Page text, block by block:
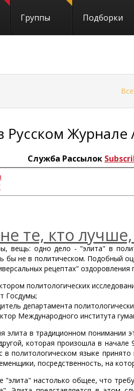
Группы Подборки
Русском Журнале
Служба Рассылок
те, кто
вещь: одно дело - "элита" в
не в политическом. Подобный
рецептах" оздоровления
политологических
Госдумы;
департамента
Международного института
элита в традиционном понимании
которая произошла в
в политологическом языке
посредственность, на
"элита" настолько общее, что